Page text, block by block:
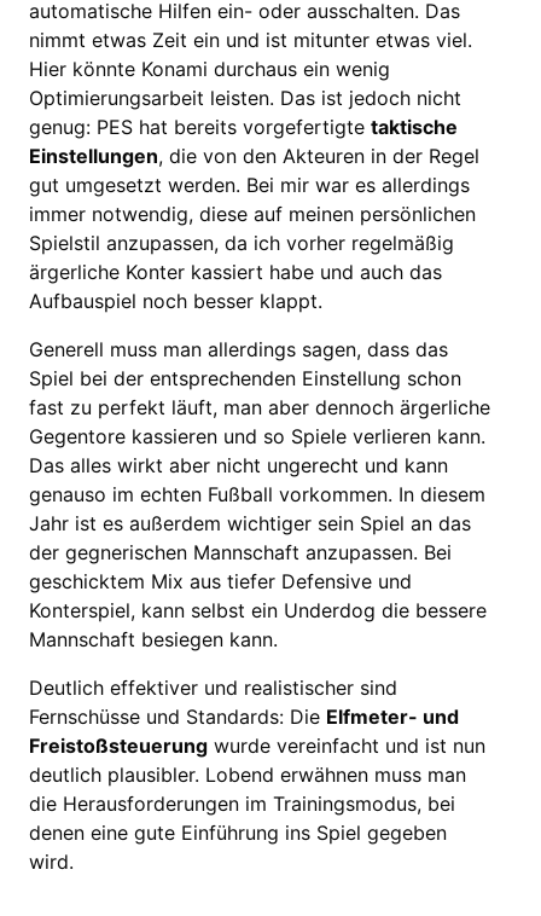
automatische Hilfen ein- oder ausschalten. Das
nimmt etwas Zeit ein und ist mitunter etwas viel.
Hier könnte Konami durchaus ein wenig
Optimierungsarbeit leisten. Das ist jedoch nicht
genug: PES hat bereits vorgefertigte taktische
Einstellungen, die von den Akteuren in der Regel
gut umgesetzt werden. Bei mir war es allerdings
immer notwendig, diese auf meinen persönlichen
Spielstil anzupassen, da ich vorher regelmäßig
ärgerliche Konter kassiert habe und auch das
Aufbauspiel noch besser klappt.
Generell muss man allerdings sagen, dass das
Spiel bei der entsprechenden Einstellung schon
fast zu perfekt läuft, man aber dennoch ärgerliche
Gegentore kassieren und so Spiele verlieren kann.
Das alles wirkt aber nicht ungerecht und kann
genauso im echten Fußball vorkommen. In diesem
Jahr ist es außerdem wichtiger sein Spiel an das
der gegnerischen Mannschaft anzupassen. Bei
geschicktem Mix aus tiefer Defensive und
Konterspiel, kann selbst ein Underdog die bessere
Mannschaft besiegen kann.
Deutlich effektiver und realistischer sind
Fernschüsse und Standards: Die Elfmeter- und
Freistoßsteuerung wurde vereinfacht und ist nun
deutlich plausibler. Lobend erwähnen muss man
die Herausforderungen im Trainingsmodus, bei
denen eine gute Einführung ins Spiel gegeben
wird.